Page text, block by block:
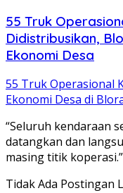
55 Truk
Didistribusikan,
Ekonomi Desa
55 Truk Operasional
Ekonomi Desa di
“Seluruh kendaraan
datangkan dan
masing titik koperasi.”
Tidak Ada Postingan